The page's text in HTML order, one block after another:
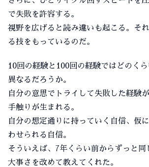
で失敗を許容する。
視野を広げると読み違いも起こる。そ
る技をもっているのだ。
10回の経験と100回の経験ではどのく
異なるだろうか。
自分の意思でトライして失敗した経験
手触りが生まれる。
自分の想定通りに持っていく自信、仮
わせられる自信。
そういえば、7年くらい前からずっと同
大事さを改めて教えてくれた。